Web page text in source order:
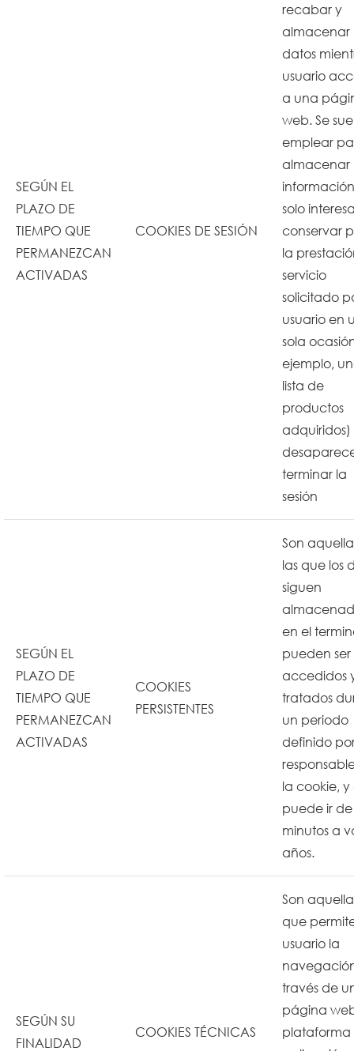
SEGÚN EL
PLAZO DE
TIEMPO QUE
PERMANEZCAN
ACTIVADAS
COOKIES DE SESIÓN
recabar y
almacenar
datos
usuario
a una
web. Se
emplear
almacenar
solo
conservar
la
servicio
solicitado
usuario en
sola
ejemplo,
lista de
productos
adquiridos)
terminar la
sesión
SEGÚN EL
PLAZO DE
TIEMPO QUE
PERMANEZCAN
ACTIVADAS
COOKIES
PERSISTENTES
Son
las que los
siguen
en el
pueden ser
accedidos
tratados
un periodo
definido
la cookie,
puede ir
minutos a
años.
SEGÚN SU
FINALIDAD
COOKIES TÉCNICAS
Son
que
usuario la
través de
página
plataforma